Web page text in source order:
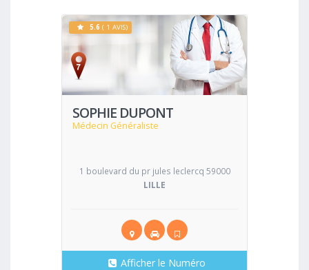
SOPHIE DUPONT
Médecin Généraliste
Voir
5.6 ( 1 AVIS)
1 boulevard du pr jules leclercq 59000
LILLE
Afficher le Numéro